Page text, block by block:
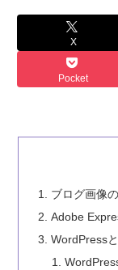
X
Pocket
ブログ画像
Adobe
WordPress